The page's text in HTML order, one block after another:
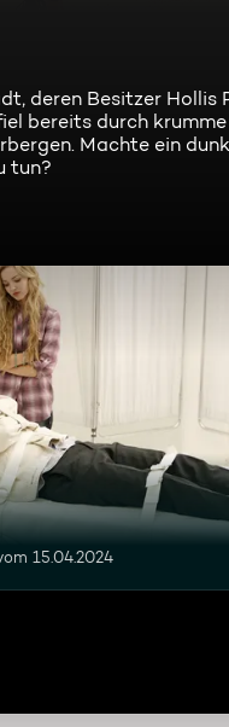
deren Besitzer Hollis
bereits durch
Machte ein
tun?
15.04.2024